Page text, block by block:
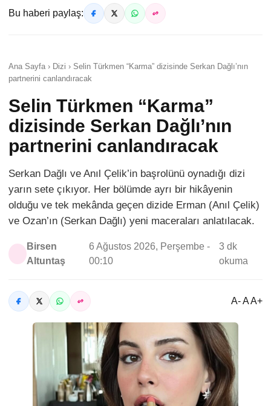
Bu haberi paylaş:
Ana Sayfa › Dizi › Selin Türkmen “Karma” dizisinde Serkan Dağlı’nın
partnerini canlandıracak
Selin Türkmen “Karma”
dizisinde Serkan Dağlı’nın
partnerini canlandıracak
Serkan Dağlı ve Anıl Çelik’in başrolünü oynadığı dizi
yarın sete çıkıyor. Her bölümde ayrı bir hikâyenin
olduğu ve tek mekânda geçen dizide Erman (Anıl Çelik)
ve Ozan’ın (Serkan Dağlı) yeni maceraları anlatılacak.
Birsen
Altuntaş
6 Ağustos 2026, Perşembe -
00:10
3 dk
okuma
A- A A+